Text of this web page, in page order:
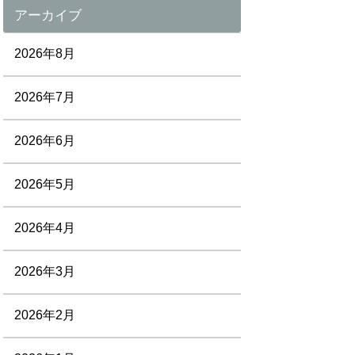
アーカイブ
2026年8月
2026年7月
2026年6月
2026年5月
2026年4月
2026年3月
2026年2月